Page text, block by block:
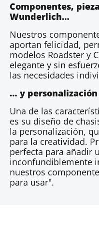
Componentes,
Wunderlich…
Nuestros
aportan felicidad,
modelos Roadster y
elegante y sin
las necesidades
… y
Una de las
es su diseño de
la personalización,
para la creatividad.
perfecta para añadir
inconfundiblemente
nuestros
para usar".